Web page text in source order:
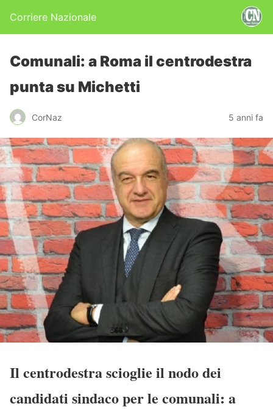
Corriere Nazionale
Comunali: a Roma il centrodestra
punta su Michetti
CorNaz 5 anni fa
Il centrodestra scioglie il nodo dei
candidati sindaco per le comunali: a